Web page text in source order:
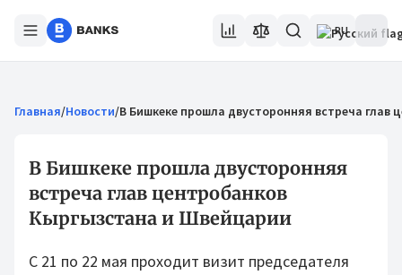
RU
Главная/Новости/В Бишкеке прошла двусторонняя встреча
В Бишкеке прошла двусторонняя
встреча глав центробанков
Кыргызстана и Швейцарии
С 21 по 22 мая проходит визит председателя